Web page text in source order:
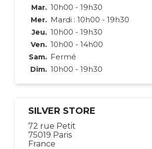
Mar. 10h00 - 19h30
Mer. Mardi : 10h00 - 19h30
Jeu. 10h00 - 19h30
Ven. 10h00 - 14h00
Sam. Fermé
Dim. 10h00 - 19h30
SILVER STORE
72 rue Petit
75019 Paris
France